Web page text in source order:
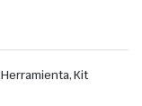
Herramienta, Kit